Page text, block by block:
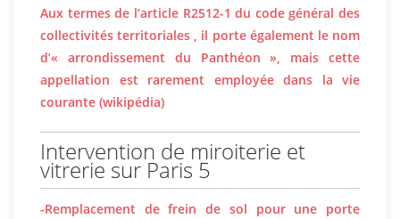
Aux termes de l’article R2512-1 du code général des
collectivités territoriales , il porte également le nom
d’« arrondissement du Panthéon », mais cette
appellation est rarement employée dans la vie
courante (wikipédia)
Intervention de miroiterie et
vitrerie sur Paris 5
-Remplacement de frein de sol pour une porte